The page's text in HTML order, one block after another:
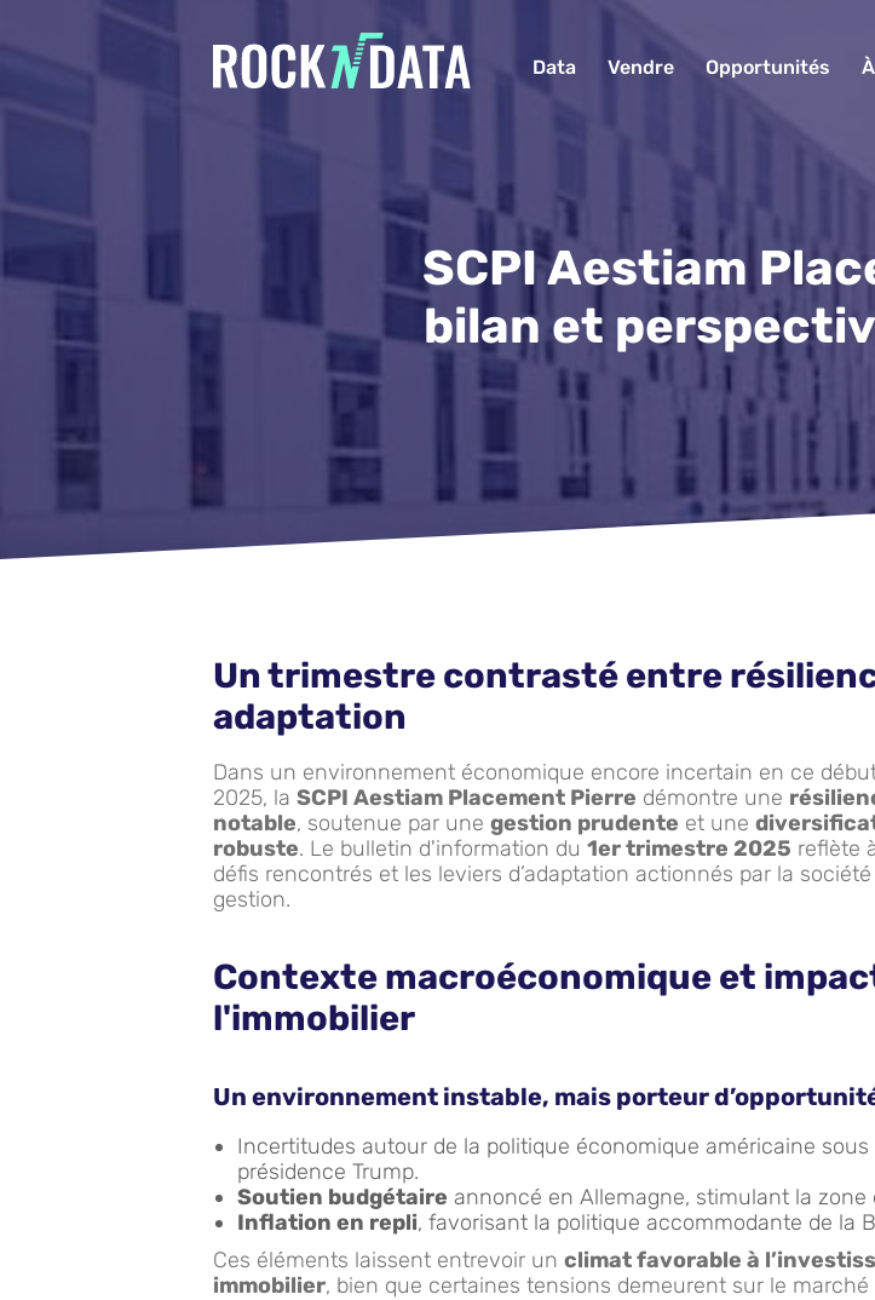
Data Vendre Opportunités
SCPI Aestiam
bilan et
Un trimestre contrasté entre
adaptation
Dans un environnement économique encore incertain en ce début
2025, la SCPI Aestiam Placement Pierre démontre une
notable, soutenue par une gestion prudente et une
robuste. Le bulletin d'information du 1er trimestre 2025 reflète
défis rencontrés et les leviers d’adaptation actionnés par la société
gestion.
Contexte macroéconomique et
l'immobilier
Un environnement instable, mais porteur
Incertitudes autour de la politique économique américaine sous
présidence Trump.
Soutien budgétaire annoncé en Allemagne, stimulant la zone
Inflation en repli, favorisant la politique accommodante de la
Ces éléments laissent entrevoir un climat favorable à
immobilier, bien que certaines tensions demeurent sur le marché